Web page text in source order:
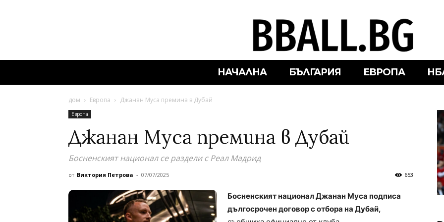
НАЧАЛНА БЪЛГАРИЯ ЕВРОПА
дом Европа Джанан Муса премина в Дубай
Европа
Джанан Муса премина в Дубай
Босненският национал се раздели с Реал Мадрид
от Виктория Петрова - 07/07/2025 653
Босненският национал Джанан Муса подписа
дългосрочен договор с отбора на Дубай,